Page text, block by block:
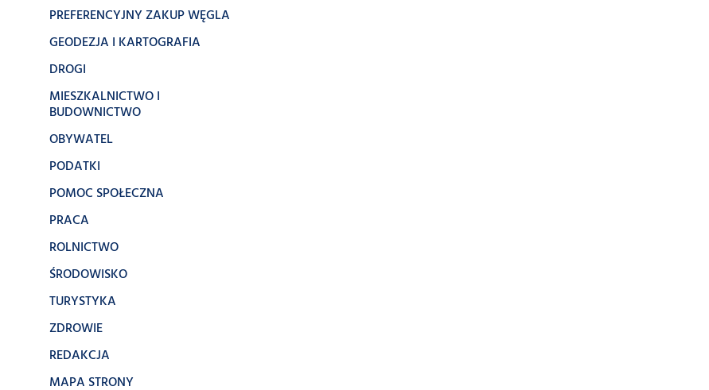
PREFERENCYJNY ZAKUP WĘGLA
GEODEZJA I KARTOGRAFIA
DROGI
MIESZKALNICTWO I
BUDOWNICTWO
OBYWATEL
PODATKI
POMOC SPOŁECZNA
PRACA
ROLNICTWO
ŚRODOWISKO
TURYSTYKA
ZDROWIE
REDAKCJA
MAPA STRONY